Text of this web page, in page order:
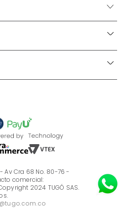
+
restricciones para productos
Tugó S.A.S
+
Av Cra 68 No. 80-76 -
comercial:
2024 TUGÓ SAS.